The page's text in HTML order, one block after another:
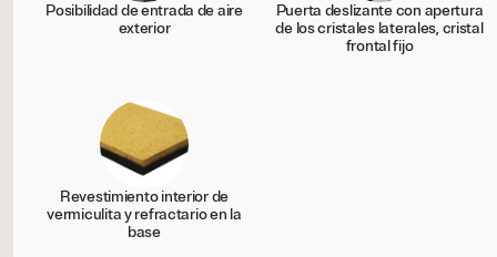
Posibilidad de entrada de aire
exterior
Puerta deslizante con apertura
de los cristales laterales, cristal
frontal fijo
Revestimiento interior de
vermiculita y refractario en la
base